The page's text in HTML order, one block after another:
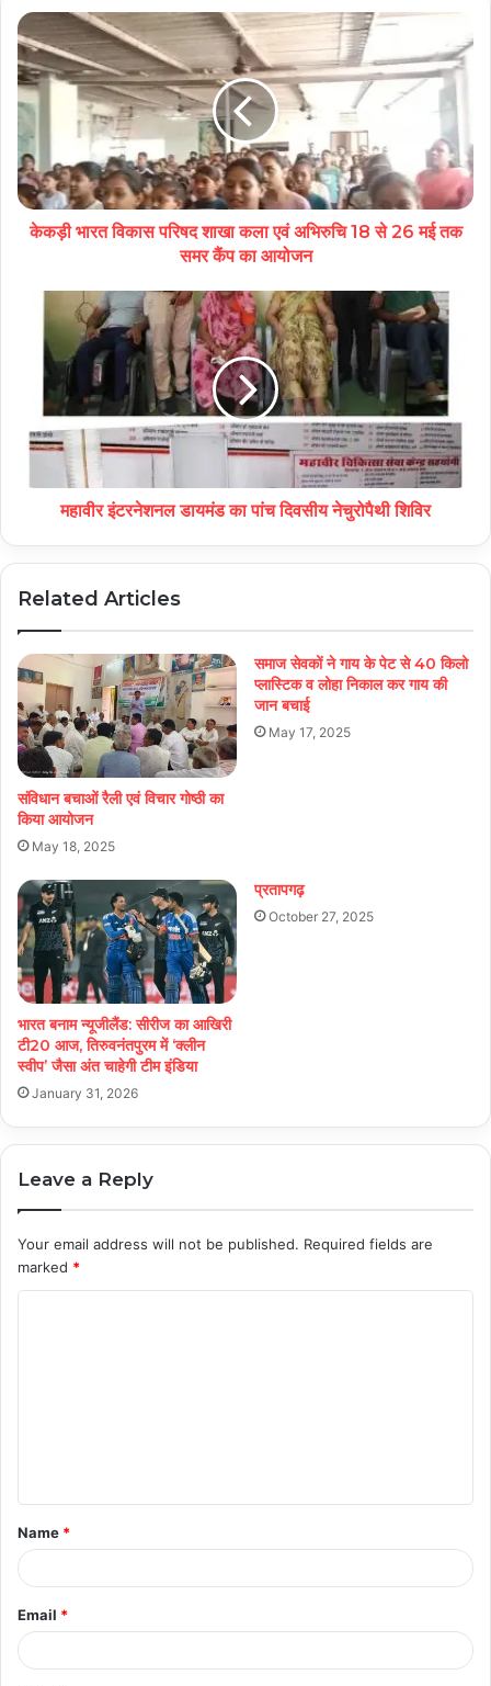
केकड़ी भारत विकास परिषद शाखा कला एवं अभिरुचि 18 से 26 मई तक
समर कैंप का आयोजन
महावीर इंटरनेशनल डायमंड का पांच दिवसीय नेचुरोपैथी शिविर
Related Articles
संविधान बचाओं रैली एवं विचार गोष्ठी का
किया आयोजन
May 18, 2025
समाज सेवकों ने गाय के पेट से 40 किलो
प्लास्टिक व लोहा निकाल कर गाय की
जान बचाई
May 17, 2025
भारत बनाम न्यूजीलैंड: सीरीज का आखिरी
टी20 आज, तिरुवनंतपुरम में ‘क्लीन
स्वीप’ जैसा अंत चाहेगी टीम इंडिया
January 31, 2026
प्रतापगढ़
October 27, 2025
Leave a Reply
Your email address will not be published. Required fields are
marked *
t
*
Name *
Email *